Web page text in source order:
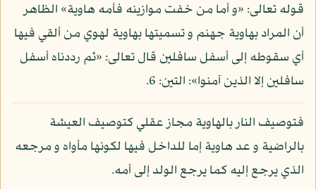
قوله تعالى: «و أما من خفت موازينه فأمه هاوية» الظاهر
أن المراد بهاوية جهنم و تسميتها بهاوية لهوي من ألقي فيها
أي سقوطه إلى أسفل سافلين قال تعالى: «ثم رددناه أسفل
سافلين إلا الذين آمنوا»: التين: 6.
فتوصيف النار بالهاوية مجاز عقلي كتوصيف العيشة
بالراضية و عد هاوية إما للداخل فيها لكونها مأواه و مرجعه
الذي يرجع إليه كما يرجع الولد إلى أمه.